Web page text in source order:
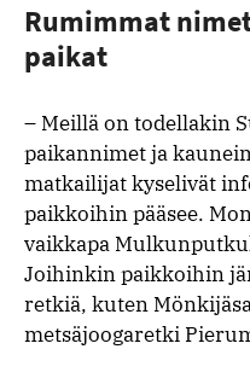
Rumimmat
paikat
– Meillä on todellakin
paikannimet ja
matkailijat kyselivät
paikkoihin pääsee.
vaikkapa
Joihinkin paikkoihin
retkiä, kuten
metsäjoogaretki